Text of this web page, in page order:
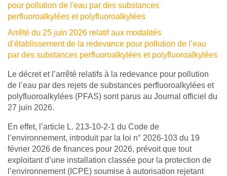
pour pollution de l'eau par des substances
perfluoroalkylées et polyfluoroalkylées
Arrêté du 25 juin 2026 relatif aux modalités
d’établissement de la redevance pour pollution de l’eau
par des substances perfluoroalkylées et polyfluoroalkylées
Le décret et l’arrêté relatifs à la redevance pour pollution
de l’eau par des rejets de substances perfluoroalkylées et
polyfluoroalkylées (PFAS) sont parus au Journal officiel du
27 juin 2026.
En effet, l’article L. 213-10-2-1 du Code de
l’environnement, introduit par la loi n° 2026-103 du 19
février 2026 de finances pour 2026, prévoit que tout
exploitant d’une installation classée pour la protection de
l’environnement (ICPE) soumise à autorisation rejetant